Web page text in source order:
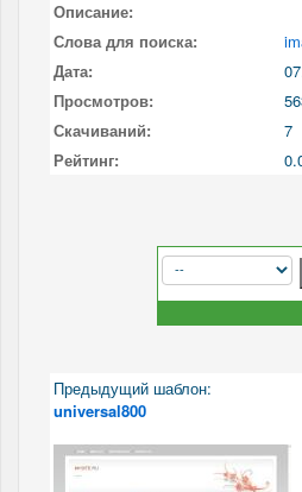
Описание:
Слова для поиска:
Дата:
Просмотров:
Скачиваний:
7
Рейтинг:
Предыдущий шаблон:
universal800